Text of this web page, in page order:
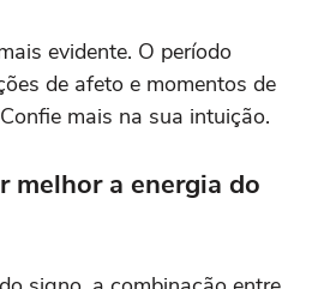
evidente. O período
de afeto e momentos de
mais na sua intuição.
melhor a energia do